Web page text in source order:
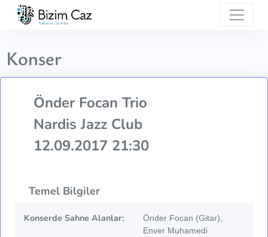
Konser
Önder Focan Trio
Nardis Jazz Club
12.09.2017 21:30
Temel Bilgiler
Konserde Sahne Alanlar:
Önder Focan (Gitar),
Enver Muhamedi